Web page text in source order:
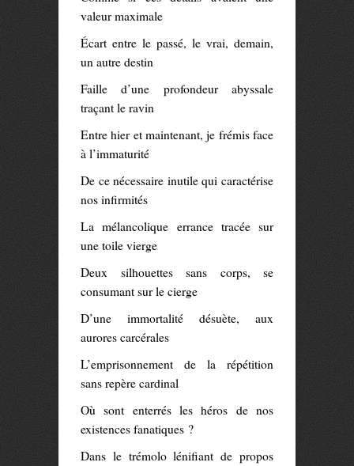
valeur maximale
Écart entre le passé, le vrai, demain,
un autre destin
Faille d’une profondeur abyssale
traçant le ravin
Entre hier et maintenant, je frémis face
à l’immaturité
De ce nécessaire inutile qui caractérise
nos infirmités
La mélancolique errance tracée sur
une toile vierge
Deux silhouettes sans corps, se
consumant sur le cierge
D’une immortalité désuète, aux
aurores carcérales
L’emprisonnement de la répétition
sans repère cardinal
Où sont enterrés les héros de nos
existences fanatiques ?
Dans le trémolo lénifiant de propos